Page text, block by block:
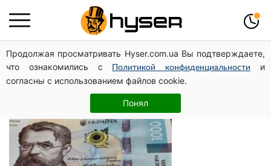
Продолжая просматривать Hyser.com.ua Вы подтверждаете,
что ознакомились с
Политикой конфиденциальности
и
согласны с использованием файлов cookie.
Понял
Соціальні виплати